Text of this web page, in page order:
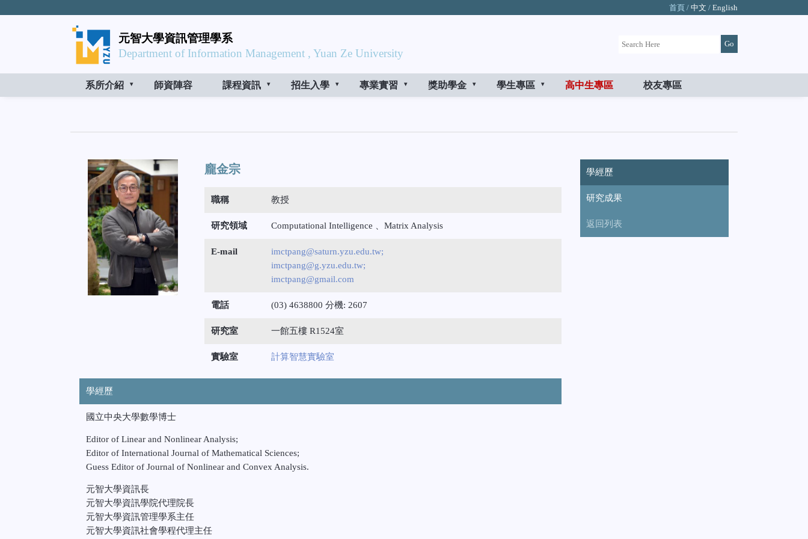
首頁 / 中文 / English
元智大學資訊管理學系
Department of Information Management , Yuan Ze University
系所介紹 師資陣容 課程資訊 招生入學 專業實習 獎助學金 學生專區 高中生專區 校友專區
學經歷
研究成果
返回列表
龐金宗
職稱 教授
研究領域 Computational Intelligence 、Matrix Analysis
E-mail
imctpang@saturn.yzu.edu.tw;
imctpang@g.yzu.edu.tw;
imctpang@gmail.com
電話 (03) 4638800 分機: 2607
研究室 一館五樓 R1524室
實驗室 計算智慧實驗室
學經歷
國立中央大學數學博士
Editor of Linear and Nonlinear Analysis;
Editor of International Journal of Mathematical Sciences;
Guess Editor of Journal of Nonlinear and Convex Analysis.
元智大學資訊長
元智大學資訊學院代理院長
元智大學資訊管理學系主任
元智大學資訊社會學程代理主任